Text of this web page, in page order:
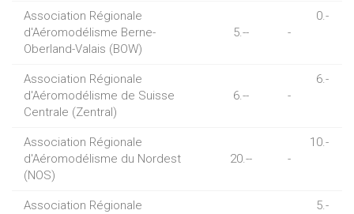
Association Régionale
d'Aéromodélisme Berne-
Oberland-Valais (BOW)
5.--
0.-
-
Association Régionale
d'Aéromodélisme de Suisse
Centrale (Zentral)
6.--
6.-
-
Association Régionale
d'Aéromodélisme du Nordest
(NOS)
20.--
10.-
-
Association Régionale
5.-